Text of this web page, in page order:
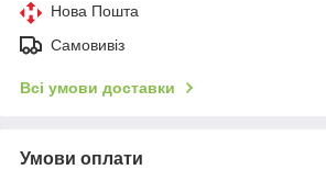
Нова Пошта
Самовивіз
Всі умови доставки
Умови оплати